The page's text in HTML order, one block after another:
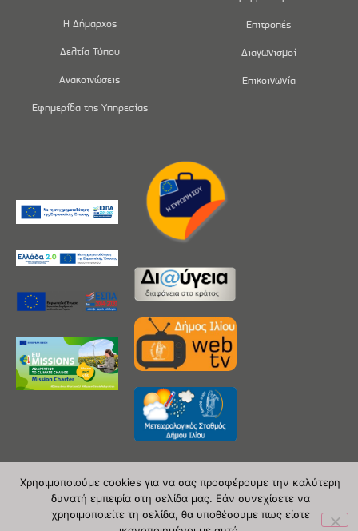
Η Δήμαρχος
Δελτία Τύπου
Ανακοινώσεις
Εφημερίδα της Υπηρεσίας
Επιτροπές
Διαγωνισμοί
Επικοινωνία
Copyright 2020 © Δήμος Ιλίου
Χρησιμοποιούμε cookies για να σας προσφέρουμε την καλύτερη
δυνατή εμπειρία στη σελίδα μας. Εάν συνεχίσετε να
χρησιμοποιείτε τη σελίδα, θα υποθέσουμε πως είστε